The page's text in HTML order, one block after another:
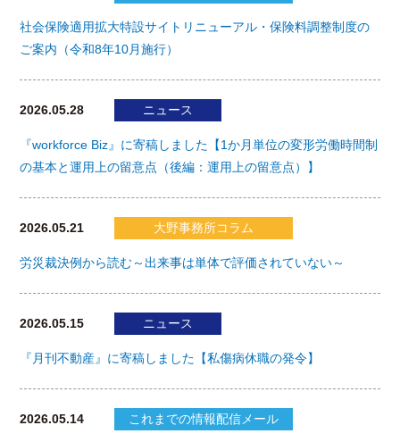
社会保険適用拡大特設サイトリニューアル・保険料調整制度の
ご案内（令和8年10月施行）
2026.05.28 ニュース
『workforce Biz』に寄稿しました【1か月単位の変形労働時間制
の基本と運用上の留意点（後編：運用上の留意点）】
2026.05.21 大野事務所コラム
労災裁決例から読む～出来事は単体で評価されていない～
2026.05.15 ニュース
『月刊不動産』に寄稿しました【私傷病休職の発令】
2026.05.14 これまでの情報配信メール